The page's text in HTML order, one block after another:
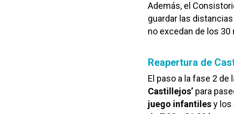
Además, el
guardar las
no excedan de los
Reapertura de
El paso a la fase 2
Castillejos’ para
juego infantilesy los